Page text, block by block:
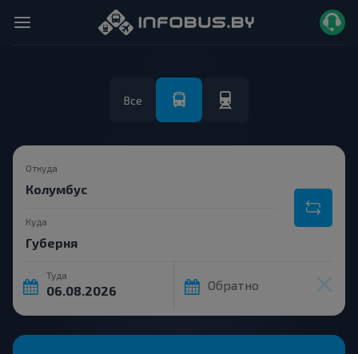
Все
Откуда
Куда
Туда
Обратно